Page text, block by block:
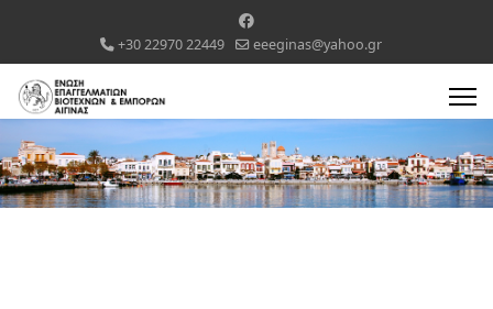
+30 22970 22449 eeeginas@yahoo.gr